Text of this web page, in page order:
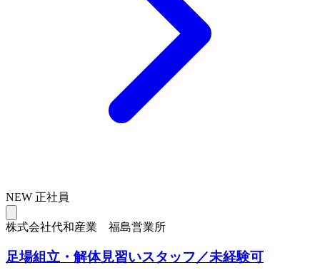
NEW 正社員
株式会社代和産業 福島営業所
足場組立・解体見習いスタッフ／未経験可